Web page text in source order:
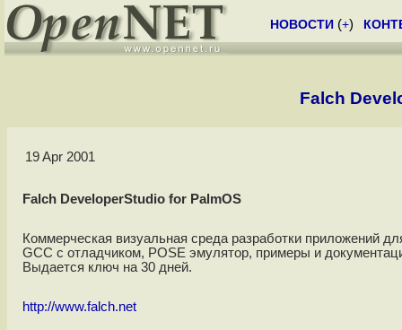
НОВОСТИ (+)
Falch
19 Apr 2001
Falch DeveloperStudio for PalmOS
Коммерческая визуальная среда разработки приложений
GCC c отладчиком, POSE эмулятор, примеры и
Выдается ключ на 30 дней.
http://www.falch.net